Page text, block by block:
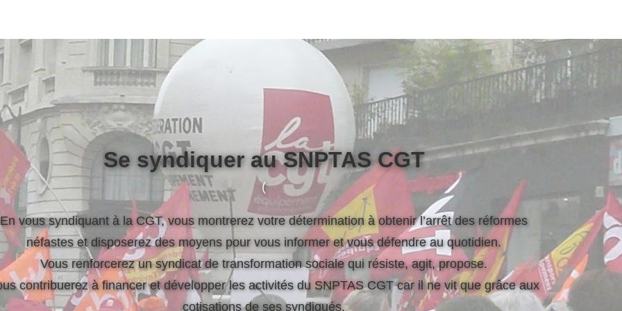
Se syndiquer au SNPTAS CGT
(
En vous syndiquant à la CGT, vous montrerez votre détermination à obtenir l’arrêt des réformes
néfastes et disposerez des moyens pour vous informer et vous défendre au quotidien.
Vous renforcerez un syndicat de transformation sociale qui résiste, agit, propose.
contribuerez à financer et développer les activités du SNPTAS CGT car il ne vit que grâce aux
cotisations de ses syndiqués.